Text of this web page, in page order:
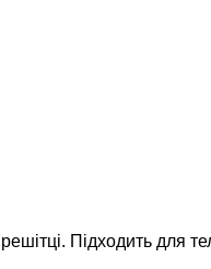
Підходить для